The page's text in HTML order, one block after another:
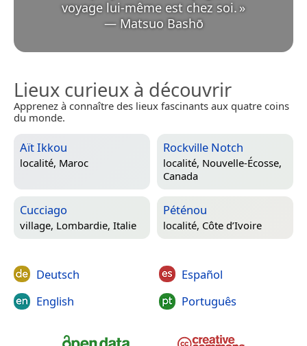
voyage lui-même est chez soi.
— Matsuo Bashō
Lieux curieux à découvrir
Apprenez à connaître des lieux fascinants aux quatre coins
du monde.
Aït Ikkou
localité, Maroc
Rockville Notch
localité, Nouvelle-Écosse,
Canada
Cucciago
village, Lombardie, Italie
Péténou
localité, Côte d’Ivoire
Deutsch
English
Español
Português